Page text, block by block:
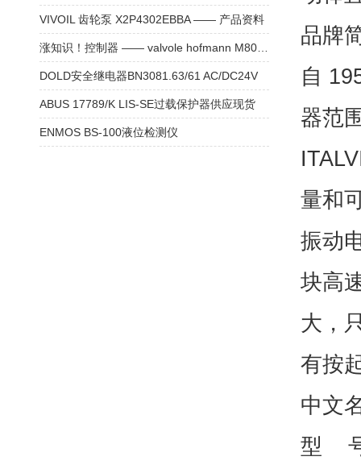
品牌
自
器范
量和
振动
块高
大，
有按
中文
型 号
VIVOIL 齿轮泵 X2P4302EBBA —— 产品资料
DOLD安全继电器BN3081.63/61 AC/DC24V
ABUS 17789/K LIS-SE过载保护器供应现货
ENMOS BS-100液位检测仪